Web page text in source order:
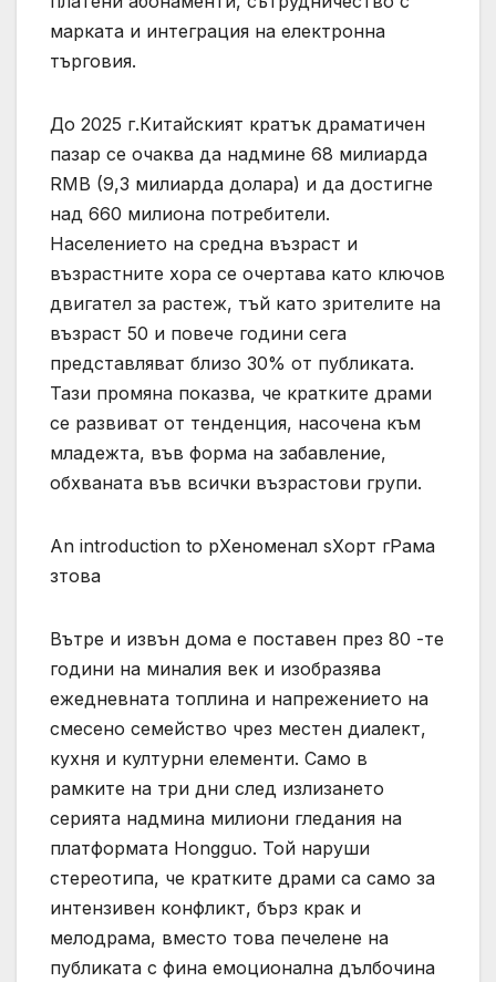
марката и интеграция на електронна
търговия.
До 2025 г.Китайският кратък драматичен
пазар се очаква да надмине 68 милиарда
RMB (9,3 милиарда долара) и да достигне
над 660 милиона потребители.
Населението на средна възраст и
възрастните хора се очертава като ключов
двигател за растеж, тъй като зрителите на
възраст 50 и повече години сега
представляват близо 30% от публиката.
Тази промяна показва, че кратките драми
се развиват от тенденция, насочена към
младежта, във форма на забавление,
обхваната във всички възрастови групи.
An introduction to pХеноменал sХорт гРама
зтова
Вътре и извън дома е поставен през 80 -те
години на миналия век и изобразява
ежедневната топлина и напрежението на
смесено семейство чрез местен диалект,
кухня и културни елементи. Само в
рамките на три дни след излизането
серията надмина милиони гледания на
платформата Hongguo. Той наруши
стереотипа, че кратките драми са само за
интензивен конфликт, бърз крак и
мелодрама, вместо това печелене на
публиката с фина емоционална дълбочина